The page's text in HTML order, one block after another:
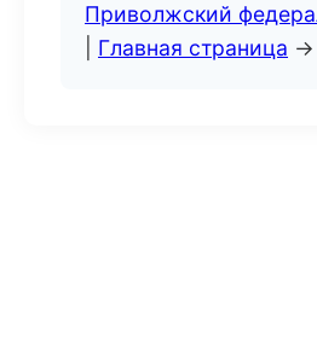
Приволжский
Главная страница →